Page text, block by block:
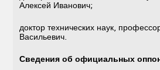
Алексей Иванович;
доктор технических наук,
Васильевич.
Сведения об официальных